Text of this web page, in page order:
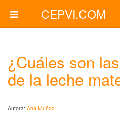
CEPVI.COM
¿Cuáles son
de la leche
Autora: Ana Muñoz